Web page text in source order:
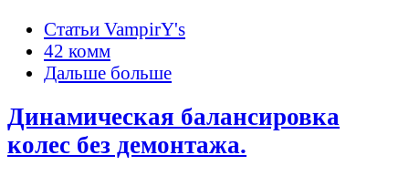
Статьи VampirY's
42 комм
Дальше больше
Динамическая балансировка
колес без демонтажа.